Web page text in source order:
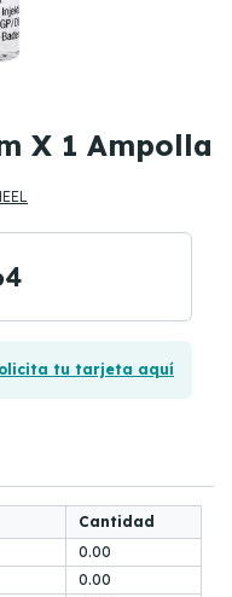
X 1 Ampolla
tu tarjeta aquí
Cantidad
0.00
0.00